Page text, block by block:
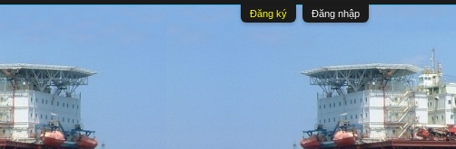
Đăng ký Đăng nhập